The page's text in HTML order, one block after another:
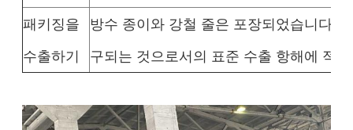
패키징을
수출하기
방수 종이와 강철 줄은 포장되었습니다.
구되는 것으로서의 표준 수출 항해에 적